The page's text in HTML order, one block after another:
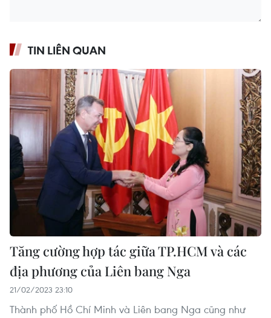
TIN LIÊN QUAN
Tăng cường hợp tác giữa TP.HCM và các
địa phương của Liên bang Nga
21/02/2023 23:10
Thành phố Hồ Chí Minh và Liên bang Nga cũng như